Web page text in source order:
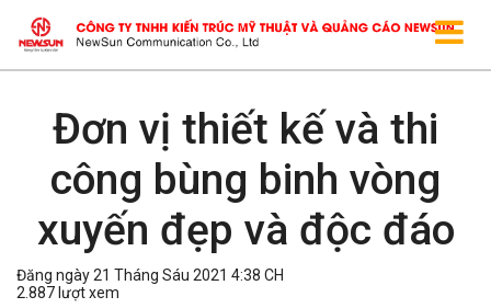
Đơn vị thiết kế và thi
công bùng binh vòng
xuyến đẹp và độc đáo
Đăng ngày 21 Tháng Sáu 2021 4:38 CH
2.887 lượt xem